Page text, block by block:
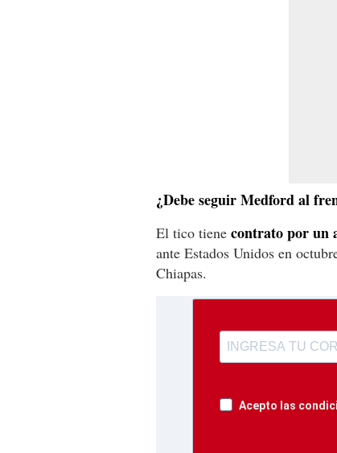
¿Debe seguir Medford al
El tico tiene contrato por un
ante Estados Unidos en
Chiapas.
Acepto las